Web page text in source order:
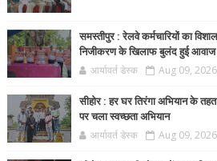
समस्तीपुर : रेलवे कर्मचारियों का
निजीकरण के खिलाफ बुलंद हुई आवाज
आर्यावर्त डेस्क Aug 09, 2026
सीहोर : हर घर तिरंगा अभियान के
पर चला स्वच्छता अभियान
आर्यावर्त डेस्क Aug 09, 2026